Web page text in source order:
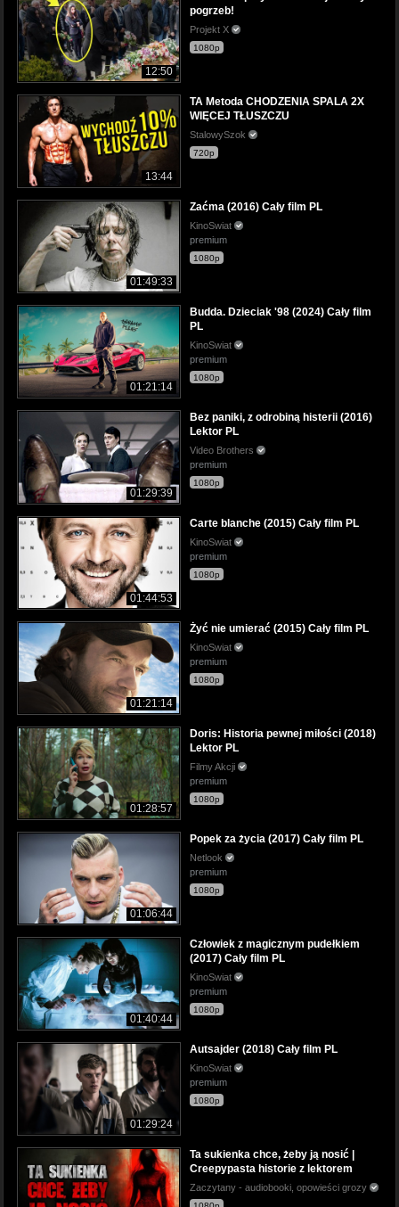
12:50
pogrzeb!
Projekt X
1080p
13:44
TA Metoda CHODZENIA SPALA 2X
WIĘCEJ TŁUSZCZU
StalowySzok
720p
01:49:33
Zaćma (2016) Cały film PL
KinoSwiat
premium
1080p
01:21:14
Budda. Dzieciak '98 (2024) Cały film
PL
KinoSwiat
premium
1080p
01:29:39
Bez paniki, z odrobiną histerii (2016)
Lektor PL
Video Brothers
premium
1080p
01:44:53
Carte blanche (2015) Cały film PL
KinoSwiat
premium
1080p
01:21:14
Żyć nie umierać (2015) Cały film PL
KinoSwiat
premium
1080p
01:28:57
Doris: Historia pewnej miłości (2018)
Lektor PL
Filmy Akcji
premium
1080p
01:06:44
Popek za życia (2017) Cały film PL
Netlook
premium
1080p
01:40:44
Człowiek z magicznym pudełkiem
(2017) Cały film PL
KinoSwiat
premium
1080p
01:29:24
Autsajder (2018) Cały film PL
KinoSwiat
premium
1080p
Ta sukienka chce, żeby ją nosić |
Creepypasta historie z lektorem
Zaczytany - audiobooki, opowieści grozy